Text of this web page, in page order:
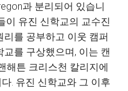
과 분리되어 있습니
이 유진 신학교의 교수진
를 공부하고 이웃 캠퍼
를 구상했으며, 이는 캔
해튼 크리스천 칼리지에
. 유진 신학교와 그 이후